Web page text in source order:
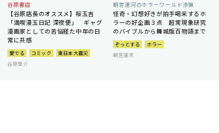
谷原書店
【谷原店長のオススメ】桜玉吉
「満喫漫玉日記 深夜便」 ギャグ
漫画家としての苦悩経た中年の日
常に共感
愛でる コミック
東日本大震災
谷原章介
朝宮運河のホラーワールド渉猟
怪奇・幻想好きが拍手喝采するホ
ラーの好企画３点 超常現象研究
のバイブルから舞城版百物語まで
ぞっとする
ホラー
朝宮運河